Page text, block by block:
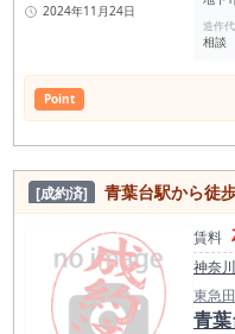
2024年11月24日
造作
相談
Point
[成約済] 青葉台駅から徒歩
賃料
神奈
東急
青